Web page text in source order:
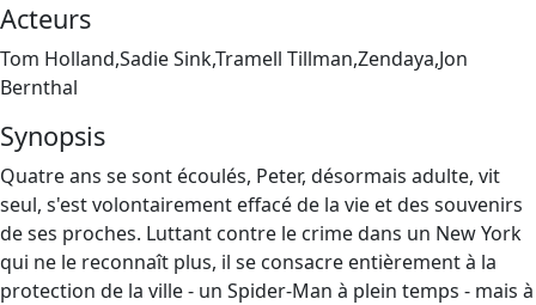
Acteurs
Tom Holland,Sadie Sink,Tramell Tillman,Zendaya,Jon
Bernthal
Synopsis
Quatre ans se sont écoulés, Peter, désormais adulte, vit
seul, s'est volontairement effacé de la vie et des souvenirs
de ses proches. Luttant contre le crime dans un New York
qui ne le reconnaît plus, il se consacre entièrement à la
protection de la ville - un Spider-Man à plein temps - mais à